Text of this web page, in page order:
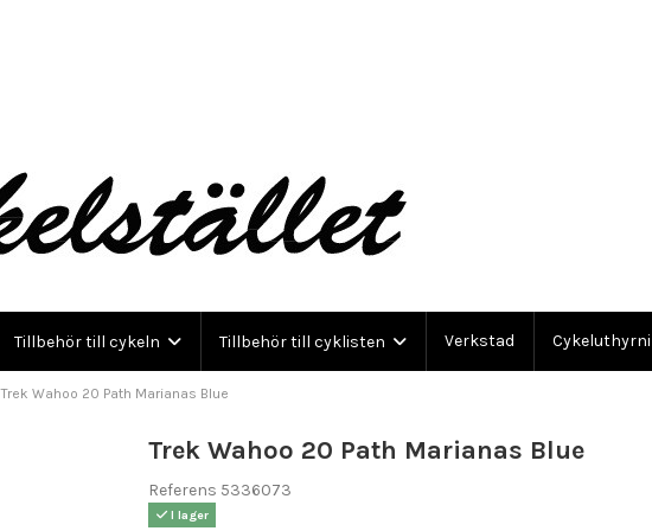
Tillbehör till cykeln Tillbehör till cyklisten Verkstad
Trek Wahoo 20 Path Marianas Blue
Trek Wahoo 20 Path Marianas Blue
Referens 5336073
I lager